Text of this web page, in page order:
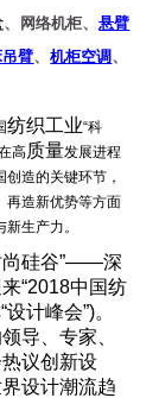
、 网络机柜、悬臂
吊臂、机柜空调 、
纺织工业“科
高质量发展进程
造的关键环节，
再造新优势等方面
生产力。
硅谷”——深
“2018中国纺
计峰会”)。
导、专家、
议创新设
设计潮流趋